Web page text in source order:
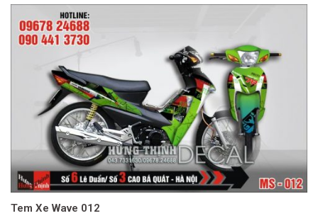
Tem Xe Wave 012